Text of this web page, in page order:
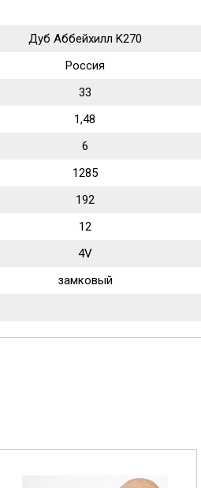
Дуб Аббейхилл K270
Россия
33
1,48
6
1285
192
12
4V
замковый